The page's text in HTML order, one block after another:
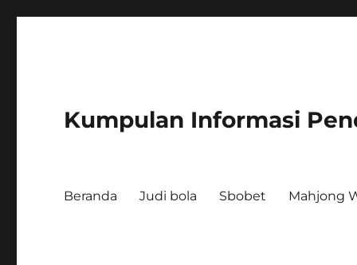
Kumpulan Informasi
Beranda Judi bola Sbobet Mahjong